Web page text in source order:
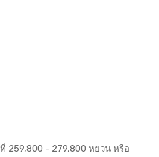
259,800 - 279,800 หยวน หรือ